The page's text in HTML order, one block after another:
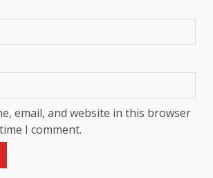
email, and website in this browser
I comment.